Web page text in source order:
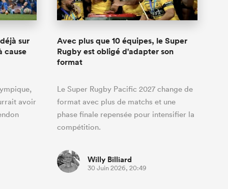
sur
cause
avoir
Avec plus que 10 équipes, le Super
Rugby est obligé d'adapter son
format
Le Super Rugby Pacific 2027 change de
format avec plus de matchs et une
phase finale repensée pour intensifier la
compétition.
Willy Billiard
30 Juin 2026, 20:49